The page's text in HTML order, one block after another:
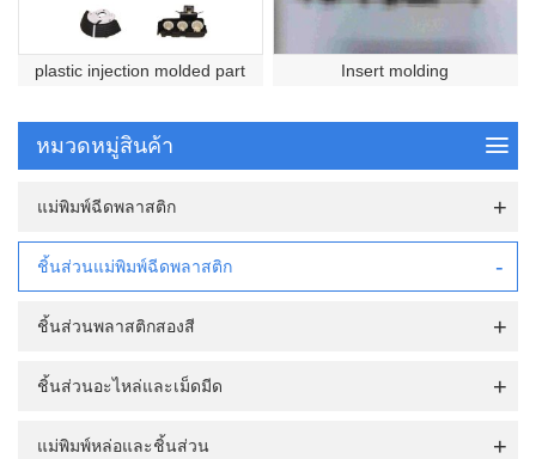
plastic injection molded part Insert molding
หมวดหมู่สินค้า
แม่พิมพ์ฉีดพลาสติก
ชิ้นส่วนแม่พิมพ์ฉีดพลาสติก
ชิ้นส่วนพลาสติกสองสี
ชิ้นส่วนอะไหล่และเม็ดมีด
แม่พิมพ์หล่อและชิ้นส่วน